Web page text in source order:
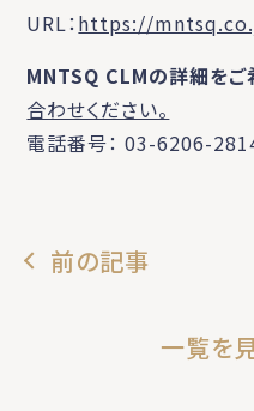
URL： https://
MNTSQ CLMの詳細をご
合わせください。
電話番号： 03-6206-
前の記事
一覧を